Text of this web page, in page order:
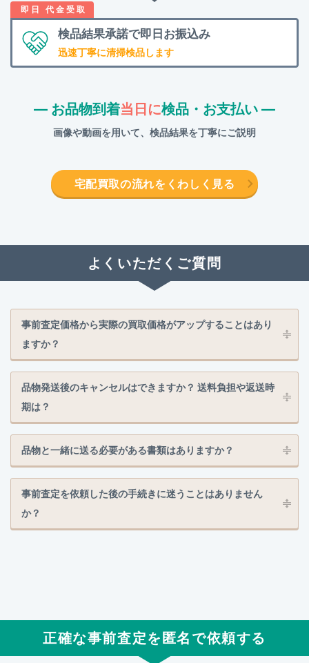
検品結果承諾で即日お振込み
迅速丁寧に清掃検品します
― お品物到着当日に検品・お支払い ―
画像や動画を用いて、検品結果を丁寧にご説明
宅配買取の流れをくわしく見る
よくいただくご質問
事前査定価格から実際の買取価格がアップすることはあり
ますか？
品物発送後のキャンセルはできますか？ 送料負担や返送時
期は？
品物と一緒に送る必要がある書類はありますか？
事前査定を依頼した後の手続きに迷うことはありません
か？
正確な事前査定を匿名で依頼する